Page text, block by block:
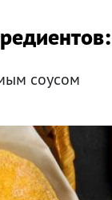
соусом